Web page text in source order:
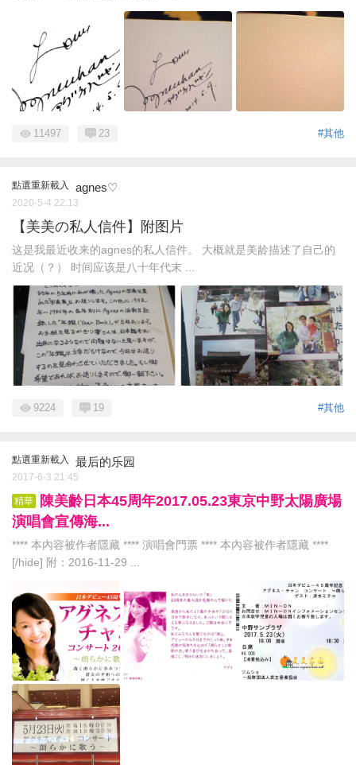
#其他
11497 23
點選重新載入 agnes♡
2020-5-4 22:13
【美美の私人信件】附图片
这是我最近收来的agnes的私人信件。 大概就是美龄描述了自己的
近况（？） 时间应该是八十年代末 ...
#其他
9224 19
點選重新載入 最后的乐园
2017-6-3 21:45
精華
陳美齡日本45周年2017.05.23東京中野太陽廣場
演唱會宣傳海...
**** 本內容被作者隱藏 **** 演唱會門票 **** 本內容被作者隱藏 ****
[/hide] 附：2016-11-29 ...